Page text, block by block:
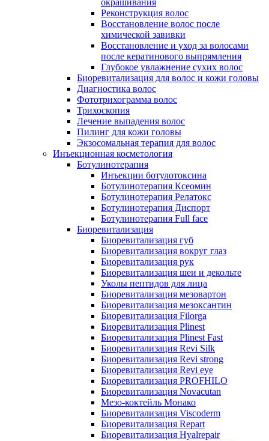
окрашивания
Реконструкция волос
Восстановление волос после
химической завивки
Восстановление и уход за волосами
после кератинового выпрямления
Глубокое увлажнение сухих волос
Биоревитализация для волос и кожи головы
Диагностика волос
Фототрихограмма волос
Трихоскопия
Лечение выпадения волос
Пилинг для кожи головы
Экзосомальная терапия для волос
Инъекционная косметология
Ботулинотерапия
Инъекции ботулотоксина
Ботулинотерапия Ксеомин
Ботулинотерапия Релатокс
Ботулинотерапия Диспорт
Ботулинотерапия Full face
Биоревитализация
Биоревитализация губ
Биоревитализация вокруг глаз
Биоревитализация рук
Биоревитализация шеи и декольте
Уколы пептидов для лица
Биоревитализация мезовартон
Биоревитализация мезоксантин
Биоревитализация Filorga
Биоревитализация Plinest
Биоревитализация Plinest Fast
Биоревитализация Revi Silk
Биоревитализация Revi strong
Биоревитализация Revi eye
Биоревитализация PROFHILO
Биоревитализация Novacutan
Мезо-коктейль Монако
Биоревитализация Viscoderm
Биоревитализация Repart
Биоревитализация Hyalrepair